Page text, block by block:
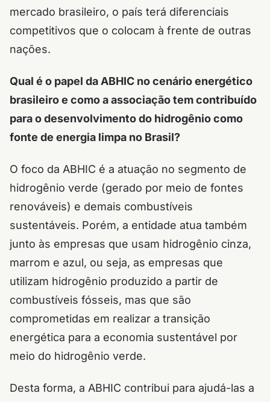
mercado brasileiro, o país terá diferenciais
competitivos que o colocam à frente de outras
nações.
Qual é o papel da ABHIC no cenário energético
brasileiro e como a associação tem contribuído
para o desenvolvimento do hidrogênio como
fonte de energia limpa no Brasil?
O foco da ABHIC é a atuação no segmento de
hidrogênio verde (gerado por meio de fontes
renováveis) e demais combustíveis
sustentáveis. Porém, a entidade atua também
junto às empresas que usam hidrogênio cinza,
marrom e azul, ou seja, as empresas que
utilizam hidrogênio produzido a partir de
combustíveis fósseis, mas que são
comprometidas em realizar a transição
energética para a economia sustentável por
meio do hidrogênio verde.
Desta forma, a ABHIC contribui para ajudá-las a